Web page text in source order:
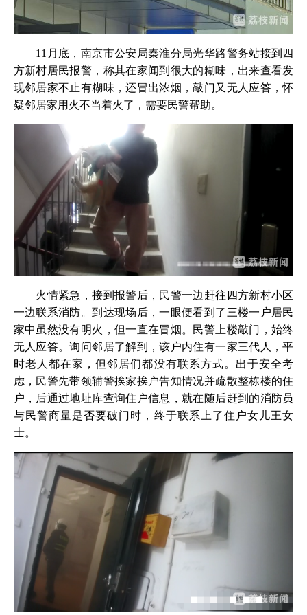
11月底，南京市公安局秦淮分局光华路警务站接到四
方新村居民报警，称其在家闻到很大的糊味，出来查看发
现邻居家不止有糊味，还冒出浓烟，敲门又无人应答，怀
疑邻居家用火不当着火了，需要民警帮助。
火情紧急，接到报警后，民警一边赶往四方新村小区
一边联系消防。到达现场后，一眼便看到了三楼一户居民
家中虽然没有明火，但一直在冒烟。民警上楼敲门，始终
无人应答。询问邻居了解到，该户内住有一家三代人，平
时老人都在家，但邻居们都没有联系方式。出于安全考
虑，民警先带领辅警挨家挨户告知情况并疏散整栋楼的住
户，后通过地址库查询住户信息，就在随后赶到的消防员
与民警商量是否要破门时，终于联系上了住户女儿王女
士。